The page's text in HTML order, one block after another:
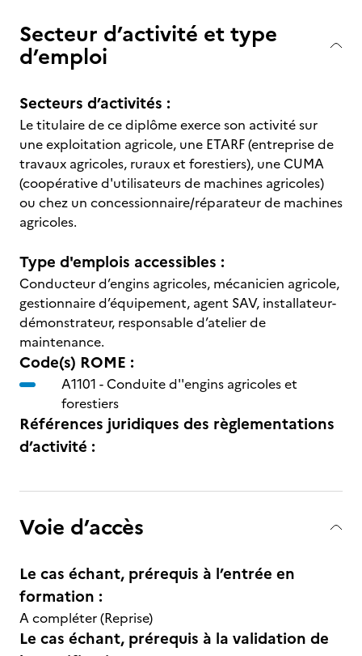
Secteur d’activité et type
d’emploi
Secteurs d’activités :
Le titulaire de ce diplôme exerce son activité sur
une exploitation agricole, une ETARF (entreprise de
travaux agricoles, ruraux et forestiers), une CUMA
(coopérative d'utilisateurs de machines agricoles)
ou chez un concessionnaire/réparateur de machines
agricoles.
Type d'emplois accessibles :
Conducteur d’engins agricoles, mécanicien agricole,
gestionnaire d’équipement, agent SAV, installateur-
démonstrateur, responsable d’atelier de
maintenance.
Code(s) ROME :
A1101 -Conduite d''engins agricoles et
forestiers
Références juridiques des règlementations
d’activité :
Voie d’accès
Le cas échant, prérequis à l’entrée en
formation :
A compléter (Reprise)
Le cas échant, prérequis à la validation de